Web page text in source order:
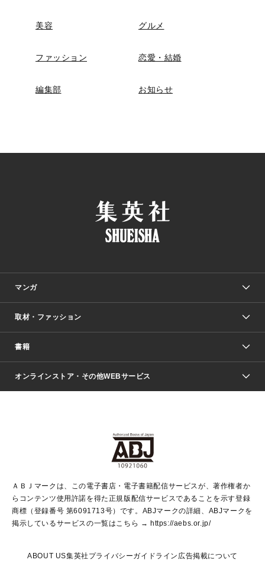
美容 グルメ
ファッション 恋愛・結婚
編集部 お知らせ
マンガ
少年マンガ
Vジャンプ
ジャンプルーキー！
ジャンプTOON
S-MANGA
集英社ジャンプリミックス
週刊ヤングジャンプ
ウルトラジャンプ
少女マンガ
リマコミ＋
マンガMeets
月刊オフィスユー
取材・ファッション
Seventeen
LEE
Marisol
T JAPAN:The New York Times Style Magazine
芸能・情報・スポーツ
パラスポ＋！
書籍
文芸・文庫・総合
青春と読書
アジア人物史
集英社新書
集英社新書プラス
よみタイ
ライトノベル・ノベライズ
集英社Webマガジン Cobalt
集英社オレンジ文庫
シフォン文庫
JUMP j BOOKS
集英社みらい文庫
S-KIDS.LAND
オンラインストア・その他WEBサービス
SHUEISHA MANGA-ART HERITAGE
HAPPY PLUS STORE
shueisha vox
EDITOR'S LAB
ＡＢＪマークは、この電子書店・電子書籍配信サービスが、著作権者か
らコンテンツ使用許諾を得た正規版配信サービスであることを示す登録
商標（登録番号 第6091713号）です。ABJマークの詳細、ABJマークを
掲示しているサービスの一覧はこちら → https://aebs.or.jp/
ABOUT US集英社プライバシーガイドライン 広告掲載について